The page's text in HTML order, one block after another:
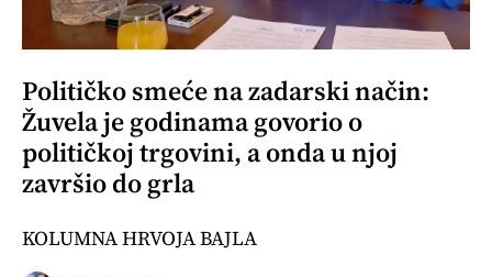
Političko smeće na zadarski način:
Žuvela je godinama govorio o
političkoj trgovini, a onda u njoj
završio do grla
KOLUMNA HRVOJA BAJLA